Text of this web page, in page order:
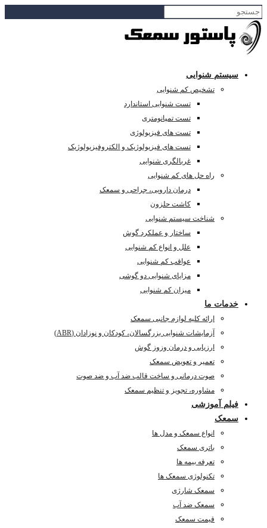
سیستم شنوایی
تشخیص کم شنوایی
تست شنوایی استاندارد
تست تمپانومتری
تست های فیزیولوژی
تست های فیزیولوژیک و الکتروفیزیولوژیک
غربالگری شنوایی
راه حل های کم شنوایی
درمان دارویی، جراحی و سمعک
کاشت حلزون
شناخت سیستم شنوایی
ساختار و عملکرد گوش
علل و انواع کم شنوایی
عواقب کم شنوایی
مزایای شنوایی دو گوشی
میزان کم شنوایی
خدمات ما
ارائه کلیه لوازم جانبی سمعک
آزمایشات شنوایی بزرگسالان، کودکان و نوزادان (ABR)
ارزیابی و درمان وزوز گوش
تعمیر و تعویض سمعک
صوت درمانی و ساخت قالب ضد آب و ضد صوت
مشاوره، تجویز و تنظیم سمعک
فیلم آموزشی
سمعک
انواع سمعک و مدل ها
باتری سمعک
تعرفه بیمه ها
تکنولوژی سمعک ها
سمعک شارژی
سمعک ضد آب
قیمت سمعک